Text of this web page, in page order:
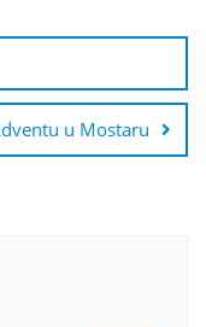
u Mostaru